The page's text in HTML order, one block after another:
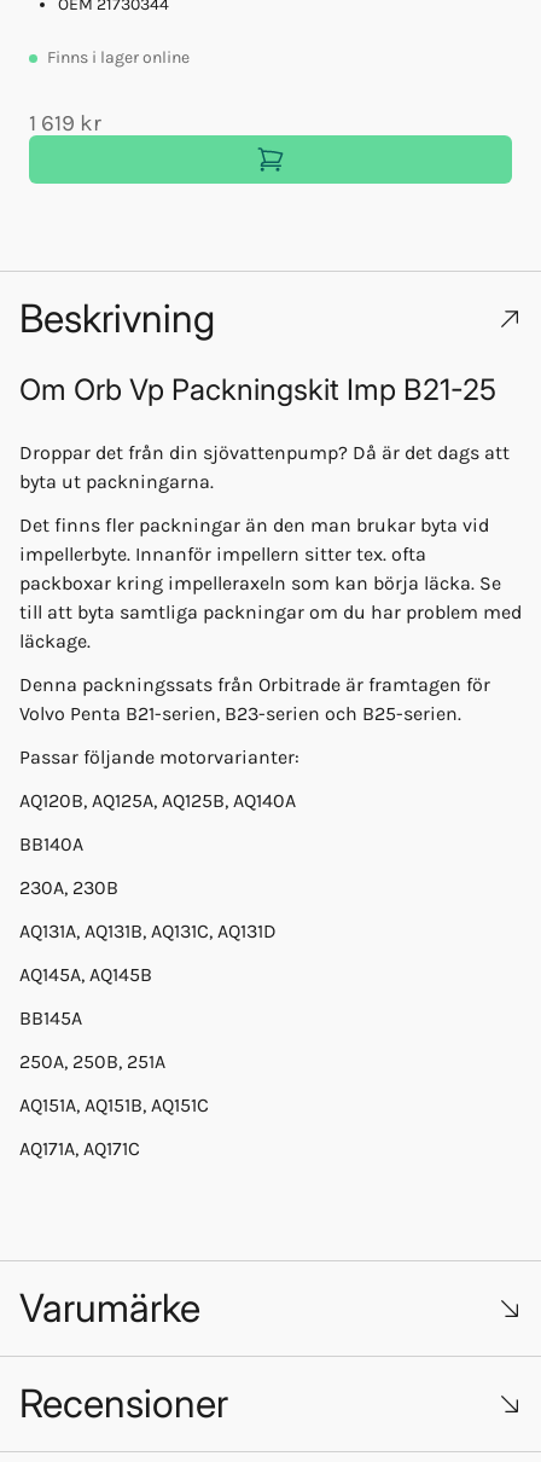
Finns i lager online
1 619 kr
Beskrivning
Om Orb Vp Packningskit Imp B21-25
Droppar det från din sjövattenpump? Då är det dags att
byta ut packningarna.
Det finns fler packningar än den man brukar byta vid
impellerbyte. Innanför impellern sitter tex. ofta
packboxar kring impelleraxeln som kan börja läcka. Se
till att byta samtliga packningar om du har problem med
läckage.
Denna packningssats från Orbitrade är framtagen för
Volvo Penta B21-serien, B23-serien och B25-serien.
Passar följande motorvarianter:
AQ120B, AQ125A, AQ125B, AQ140A
BB140A
230A, 230B
AQ131A, AQ131B, AQ131C, AQ131D
AQ145A, AQ145B
BB145A
250A, 250B, 251A
AQ151A, AQ151B, AQ151C
AQ171A, AQ171C
Varumärke
Orbitrade
Recensioner